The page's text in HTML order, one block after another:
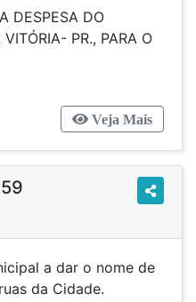
DESPESA DO
PR., PARA O
DE 1960.
Veja Mais
a dar o nome de
ruas da Cidade.